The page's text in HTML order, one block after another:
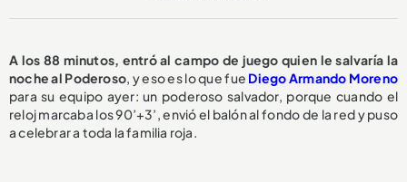
A los 88 minutos, entró al campo de juego quien le salvaría la
noche al Poderoso, y eso es lo que fue Diego Armando Moreno
para su equipo ayer: un poderoso salvador, porque cuando el
reloj marcaba los 90’+3’, envió el balón al fondo de la red y puso
a celebrar a toda la familia roja.